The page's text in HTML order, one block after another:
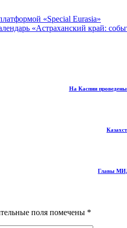
«Special Eurasia»
«Астраханский край:
На Каспии проведены
Главы
поля помечены *